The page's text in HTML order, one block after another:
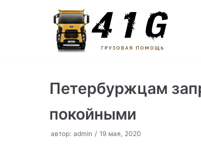
содержимому
Петербуржцам
покойными
автор: admin 19 мая, 2020